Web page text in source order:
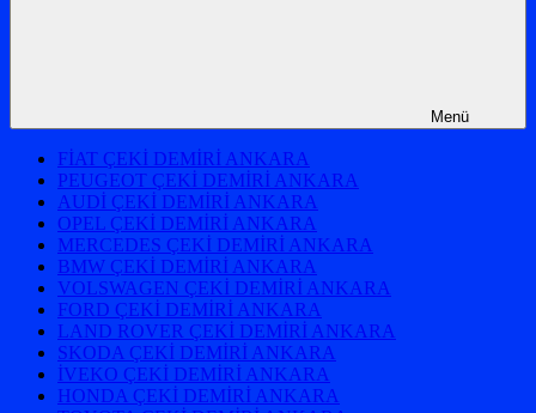
Menü
FİAT ÇEKİ DEMİRİ ANKARA
PEUGEOT ÇEKİ DEMİRİ ANKARA
AUDİ ÇEKİ DEMİRİ ANKARA
OPEL ÇEKİ DEMİRİ ANKARA
MERCEDES ÇEKİ DEMİRİ ANKARA
BMW ÇEKİ DEMİRİ ANKARA
VOLSWAGEN ÇEKİ DEMİRİ ANKARA
FORD ÇEKİ DEMİRİ ANKARA
LAND ROVER ÇEKİ DEMİRİ ANKARA
SKODA ÇEKİ DEMİRİ ANKARA
İVEKO ÇEKİ DEMİRİ ANKARA
HONDA ÇEKİ DEMİRİ ANKARA